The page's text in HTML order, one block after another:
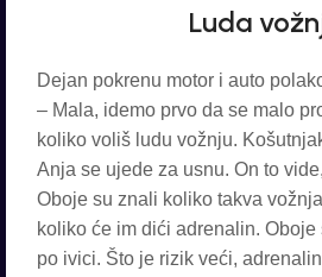
Luda
Dejan pokrenu motor i auto
– Mala, idemo prvo da se malo
koliko voliš ludu vožnju.
Anja se ujede za usnu. On to
Oboje su znali koliko takva
koliko će im dići adrenalin.
po ivici. Što je rizik veći,